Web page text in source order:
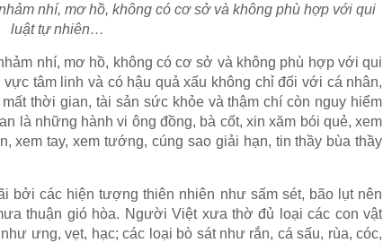
nhí, mơ hồ, không có cơ sở và không phù hợp với qui
luật tự nhiên…
nhí, mơ hồ, không có cơ sở và không phù hợp với qui
tâm linh và có hậu quả xấu không chỉ đối với cá nhân,
thời gian, tài sản sức khỏe và thậm chí còn nguy hiểm
là những hành vi ông đồng, bà cốt, xin xăm bói quẻ, xem
xem tay, xem tướng, cúng sao giải hạn, tin thầy bùa thầy
bởi các hiện tượng thiên nhiên như sấm sét, bão lụt nên
thuận gió hòa. Người Việt xưa thờ đủ loại các con vật
ưng, vẹt, hạc; các loại bò sát như rắn, cá sấu, rùa, cóc,